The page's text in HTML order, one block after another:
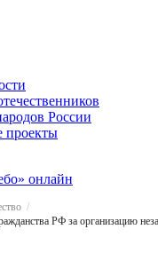
России
проекты
онлайн